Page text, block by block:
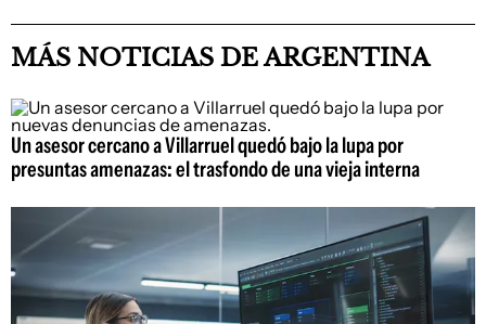
MÁS NOTICIAS DE ARGENTINA
Un asesor cercano a Villarruel quedó bajo la lupa por
presuntas amenazas: el trasfondo de una vieja interna